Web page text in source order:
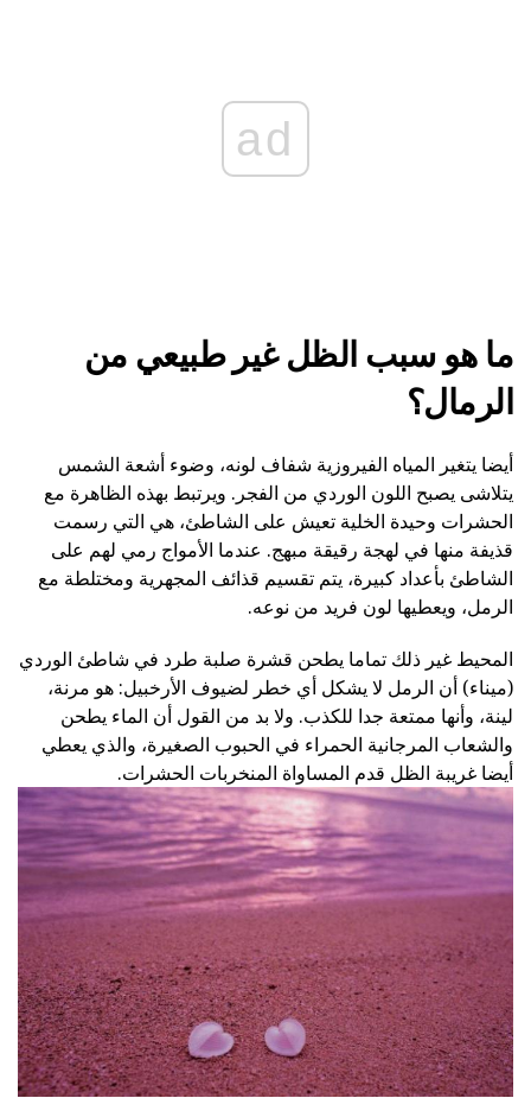
ad
ما هو سبب الظل غير طبيعي من
الرمال؟
أيضا يتغير المياه الفيروزية شفاف لونه، وضوء أشعة الشمس
يتلاشى يصبح اللون الوردي من الفجر. ويرتبط بهذه الظاهرة مع
الحشرات وحيدة الخلية تعيش على الشاطئ، هي التي رسمت
قذيفة منها في لهجة رقيقة مبهج. عندما الأمواج رمي لهم على
الشاطئ بأعداد كبيرة، يتم تقسيم قذائف المجهرية ومختلطة مع
الرمل، ويعطيها لون فريد من نوعه.
المحيط غير ذلك تماما يطحن قشرة صلبة طرد في شاطئ الوردي
(ميناء) أن الرمل لا يشكل أي خطر لضيوف الأرخبيل: هو مرنة،
لينة، وأنها ممتعة جدا للكذب. ولا بد من القول أن الماء يطحن
والشعاب المرجانية الحمراء في الحبوب الصغيرة، والذي يعطي
أيضا غريبة الظل قدم المساواة المنخربات الحشرات.